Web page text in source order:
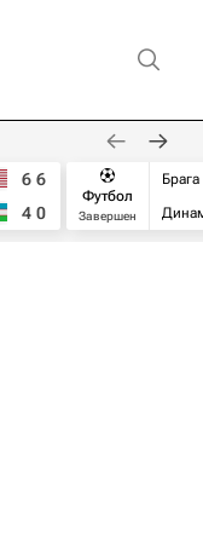
6 6
4 0
Футбол
Завершен
Брага